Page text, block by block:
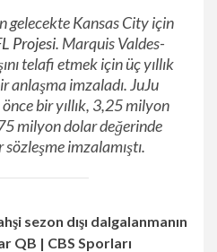
gelecekte Kansas City için
Projesi. Marquis Valdes-
telafi etmek için üç yıllık
anlaşma imzaladı. JuJu
bir yıllık, 3,25 milyon
milyon dolar değerinde
imzalamıştı.
sezon dışı dalgalanmanın
QB | CBS Sporları